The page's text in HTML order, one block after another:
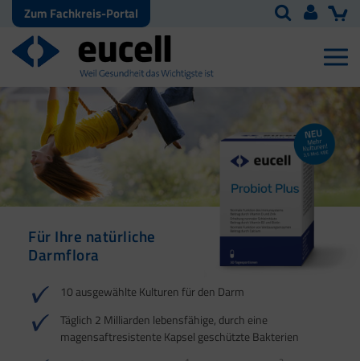
Zum Fachkreis-Portal
Für Ihre natürliche
Darmflora
10 ausgewählte Kulturen für den Darm
Täglich 2 Milliarden lebensfähige, durch eine
magensaftresistente Kapsel geschützte Bakterien
Natürliche Abwehr